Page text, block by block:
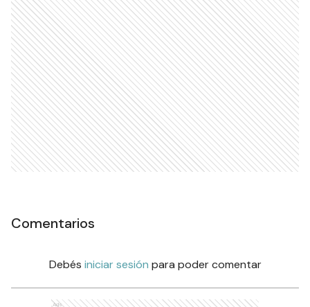
Comentarios
Debés iniciar sesión para poder comentar
Ads